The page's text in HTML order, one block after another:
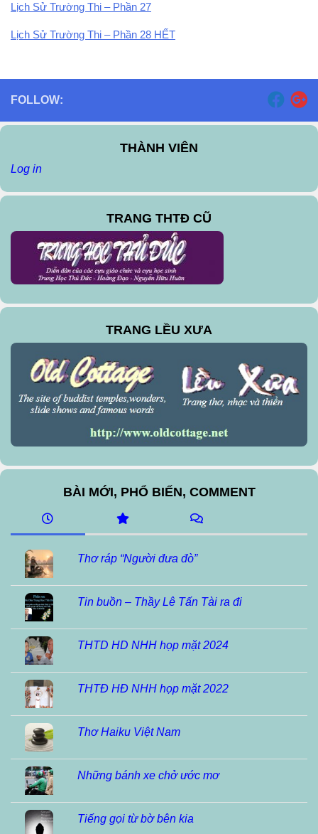
Lịch Sử Trường Thi – Phần 27
Lịch Sử Trường Thi – Phần 28 HẾT
FOLLOW:
THÀNH VIÊN
Log in
TRANG THTĐ CŨ
TRANG LỀU XƯA
BÀI MỚI, PHỔ BIẾN, COMMENT
Thơ ráp “Người đưa đò”
Tin buồn – Thầy Lê Tấn Tài ra đi
THTD HD NHH họp mặt 2024
THTĐ HĐ NHH họp mặt 2022
Thơ Haiku Việt Nam
Những bánh xe chở ước mơ
Tiếng gọi từ bờ bên kia